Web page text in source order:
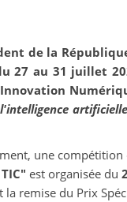
de la
27 au 31 juillet
une
est organisée du
remise du Prix